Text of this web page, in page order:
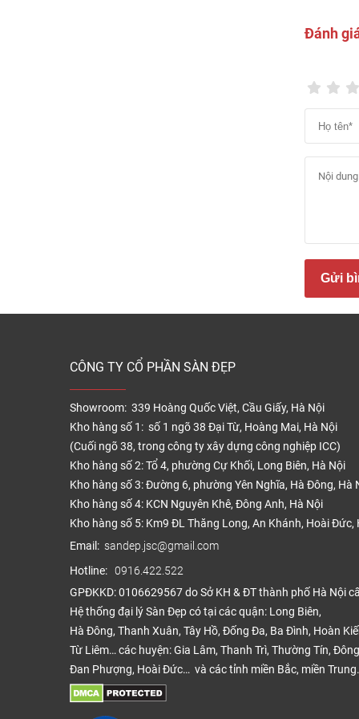
Kích
Các
Ván
màu
nhu
Tag:
Đánh
Gửi
CÔNG TY CỔ PHẦN SÀN ĐẸP
Showroom: 339 Hoàng Quốc Việt, Cầu Giấy, Hà Nội
Kho hàng số 1: số 1 ngõ 38 Đại Từ, Hoàng Mai, Hà Nội
(Cuối ngõ 38, trong công ty xây dựng công nghiệp ICC)
Kho hàng số 2: Tổ 4, phường Cự Khối, Long Biên, Hà Nội
Kho hàng số 3: Đường 6, phường Yên Nghĩa, Hà Đông, Hà
Kho hàng số 4: KCN Nguyên Khê, Đông Anh, Hà Nội
Kho hàng số 5: Km9 ĐL Thăng Long, An Khánh, Hoài Đức,
Email: sandep.jsc@gmail.com
Hotline: 0916.422.522
GPĐKKD: 0106629567 do Sở KH & ĐT thành phố Hà Nội
Hệ thống đại lý Sàn Đẹp có tại các quận: Long Biên,
Hà Đông, Thanh Xuân, Tây Hồ, Đống Đa, Ba Đình, Hoàn
Từ Liêm… các huyện: Gia Lâm, Thanh Trì, Thường Tín,
Đan Phượng, Hoài Đức… và các tỉnh miền Bắc, miền Trung.